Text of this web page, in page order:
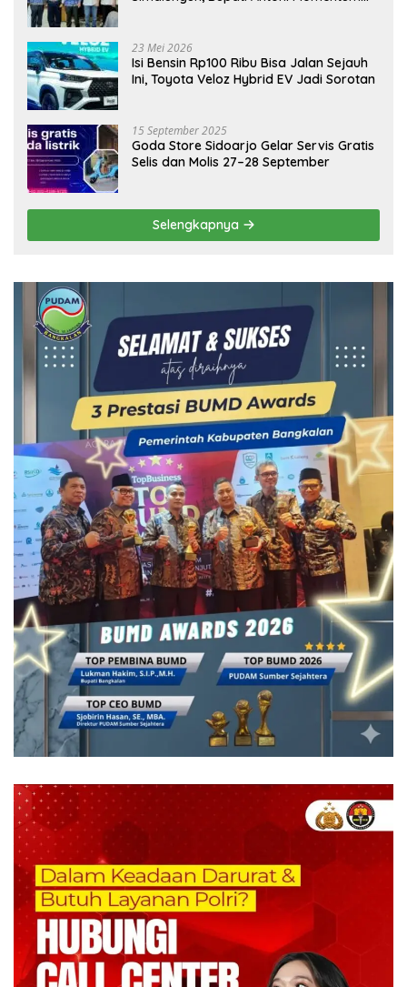
23 Mei 2026
Isi Bensin Rp100 Ribu Bisa Jalan Sejauh
Ini, Toyota Veloz Hybrid EV Jadi Sorotan
15 September 2025
Goda Store Sidoarjo Gelar Servis Gratis
Selis dan Molis 27–28 September
Selengkapnya